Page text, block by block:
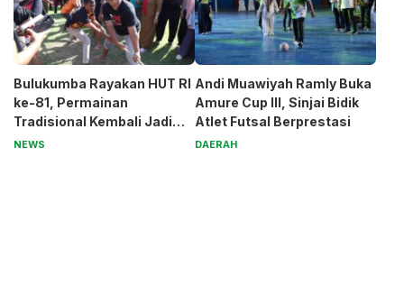
Bulukumba Rayakan HUT RI
ke-81, Permainan
Tradisional Kembali Jadi
Magnet
NEWS
Andi Muawiyah Ramly Buka
Amure Cup III, Sinjai Bidik
Atlet Futsal Berprestasi
DAERAH